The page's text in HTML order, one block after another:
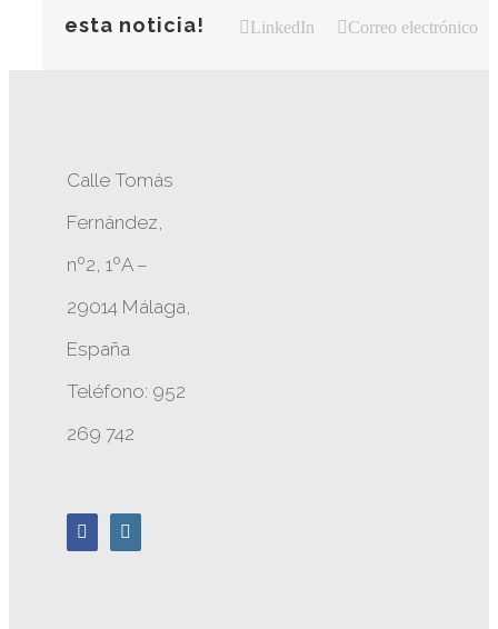
esta noticia!
LinkedIn Correo electrónico
Calle Tomás
Fernández,
nº2, 1ºA –
29014 Málaga,
España
Teléfono: 952
269 742